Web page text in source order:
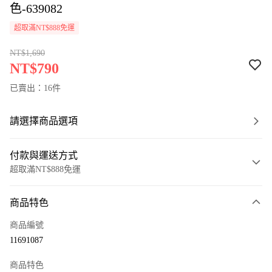
色-639082
超取滿NT$888免運
NT$1,690
NT$790
已賣出：16件
請選擇商品選項
付款與運送方式
超取滿NT$888免運
信用卡一次付款
商品特色
商品編號
11691087
商品特色